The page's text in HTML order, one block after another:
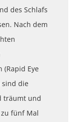
des Schlafs
Nach dem
(Rapid Eye
sind die
träumt und
fünf Mal